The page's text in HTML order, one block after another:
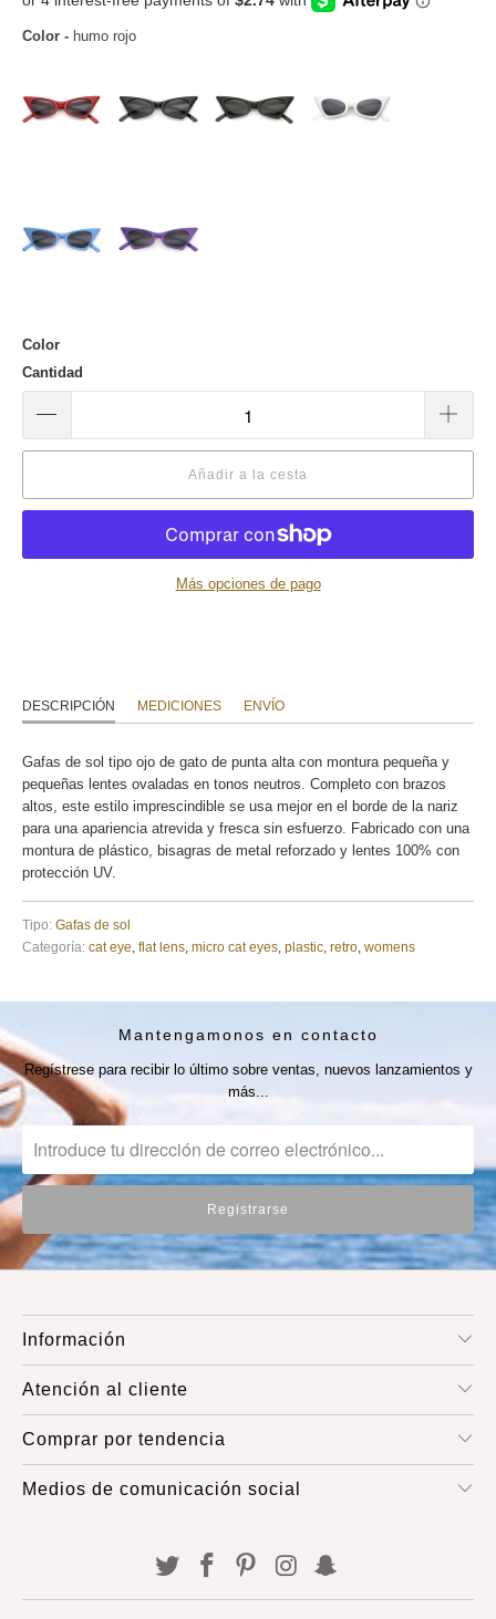
Color - humo rojo
Color
Cantidad
Añadir a la cesta
Más opciones de pago
DESCRIPCIÓN MEDICIONES ENVÍO
Gafas de sol tipo ojo de gato de punta alta con montura pequeña y
pequeñas lentes ovaladas en tonos neutros. Completo con brazos
altos, este estilo imprescindible se usa mejor en el borde de la nariz
para una apariencia atrevida y fresca sin esfuerzo. Fabricado con una
montura de plástico, bisagras de metal reforzado y lentes 100% con
protección UV.
Tipo: Gafas de sol
Categoría: cat eye flat lens micro cat eyes plastic retro womens
Mantengamonos en contacto
Regístrese para recibir lo último sobre ventas, nuevos lanzamientos y
más...
Información
Atención al cliente
Comprar por tendencia
Medios de comunicación social